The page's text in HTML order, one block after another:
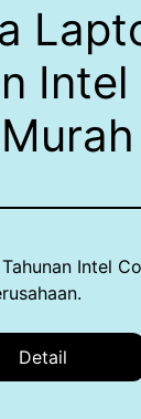
Intel
Tahunan Intel
Detail